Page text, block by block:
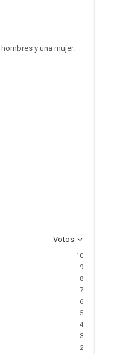
y una mujer.
Votos
10
9
8
7
6
5
4
3
2